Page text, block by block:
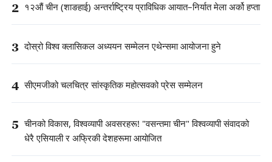
2 १२औं चीन (शाङहाई) अन्तर्राष्ट्रिय प्राविधिक आयात–निर्यात मेला अर्को हप्ता
3 दोस्रो विश्व क्लासिकल अध्ययन सम्मेलन एथेन्समा आयोजना हुने
4 सीएमजीको चलचित्र सांस्कृतिक महोत्सवको प्रेस सम्मेलन
5 चीनको विकास, विश्वव्यापी अवसरहरू! "वसन्तमा चीन" विश्वव्यापी संवादको
धेरै एसियाली र अफ्रिकी देशहरूमा आयोजित